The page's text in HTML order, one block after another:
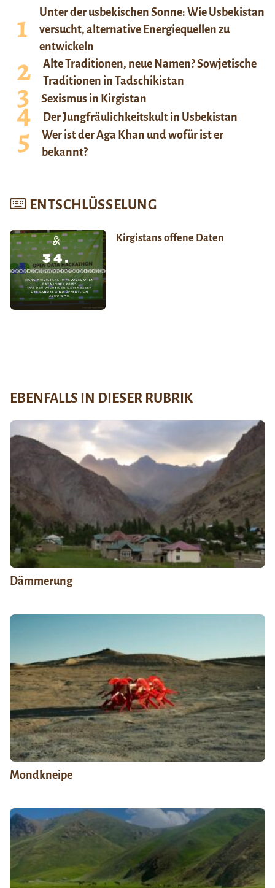
Unter der usbekischen Sonne: Wie Usbekistan
versucht, alternative Energiequellen zu
entwickeln
Alte Traditionen, neue Namen? Sowjetische
Traditionen in Tadschikistan
Sexismus in Kirgistan
Der Jungfräulichkeitskult in Usbekistan
Wer ist der Aga Khan und wofür ist er
bekannt?
ENTSCHLÜSSELUNG
Kirgistans offene Daten
EBENFALLS IN DIESER RUBRIK
Dämmerung
Mondkneipe